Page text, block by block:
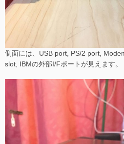
側面には、USB port, PS/2 port,
slot, IBMの外部I/Fポートが見えます。